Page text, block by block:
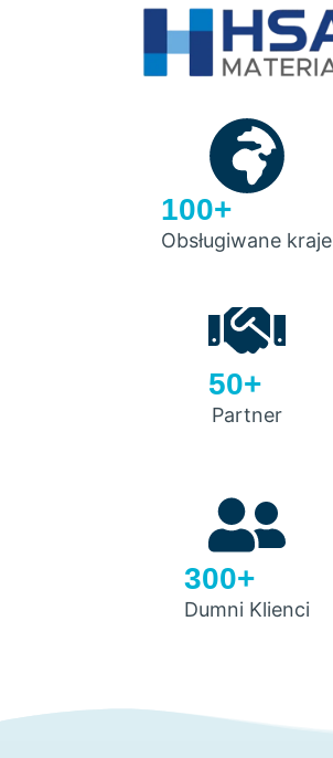
100+
Obsługiwane kraje
50+
Partner
300+
Dumni Klienci